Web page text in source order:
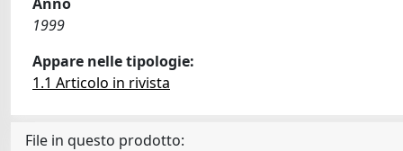
1999
Appare nelle tipologie:
1.1 Articolo in rivista
File in questo prodotto: